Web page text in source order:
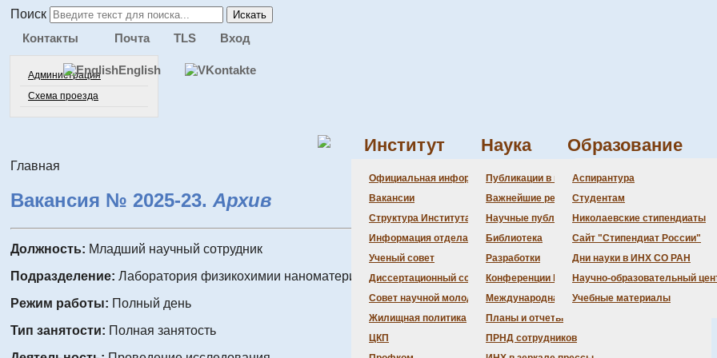
Поиск Искать
Контакты
Администрация
Схема проезда
Почта TLS Вход
English
Институт
Официальная информация
Администрация
Бланки
История Института
Локальные акты
Противодействие
Вакансии
Структура Института
Информация отдела кадров
Документация
Ученый совет
Состав совета
Повестка дня заседаний
Информация ученого
Диссертационный совет
Состав совета
Даты защит диссертаций
Шифры специальностей
Объявления о защитах
Предварительное
Совет научной молодежи
Состав СНМ
Жилищная политика
ЦКП
Новости науки
Награды
Наука
Публикации в ведущих журналах
Важнейшие результаты
Научные публикации сотрудников
Библиотека
Разработки
Конференции Института
Международная деятельность
Планы и отчеты
ПРНД сотрудников
Образование
Аспирантура
Студентам
Николаевские стипендиаты
Сайт "Стипендиат России"
Дни науки в ИНХ СО РАН
Научно-образовательный
Учебные материалы
Главная
Вакансия № 2025-23. Архив
Должность: Младший научный сотрудник
Подразделение: Лаборатория физикохимии наноматериалов
Режим работы: Полный день
Тип занятости: Полная занятость